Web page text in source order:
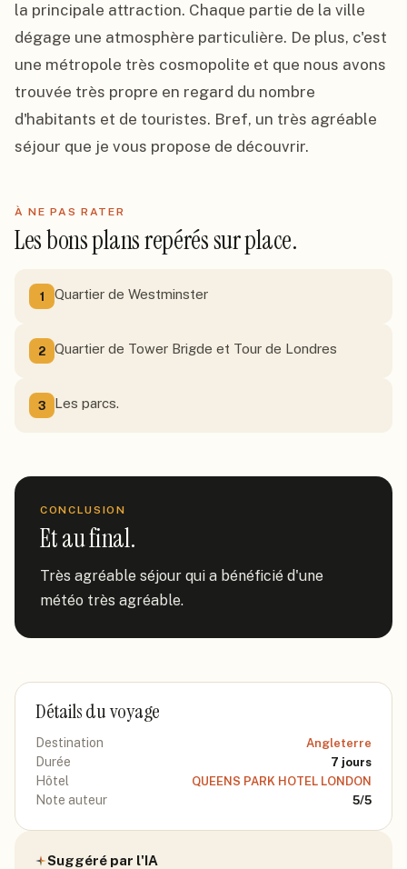
la principale attraction. Chaque partie de la ville
dégage une atmosphère particulière. De plus, c'est
une métropole très cosmopolite et que nous avons
trouvée très propre en regard du nombre
d'habitants et de touristes. Bref, un très agréable
séjour que je vous propose de découvrir.
À NE PAS RATER
Les bons plans repérés sur place.
1 Quartier de Westminster
2 Quartier de Tower Brigde et Tour de Londres
3 Les parcs.
CONCLUSION
Et au final.
Très agréable séjour qui a bénéficié d'une
météo très agréable.
Détails du voyage
Destination Angleterre
Durée 7 jours
Hôtel QUEENS PARK HOTEL LONDON
Note auteur 5/5
Suggéré par l'IA